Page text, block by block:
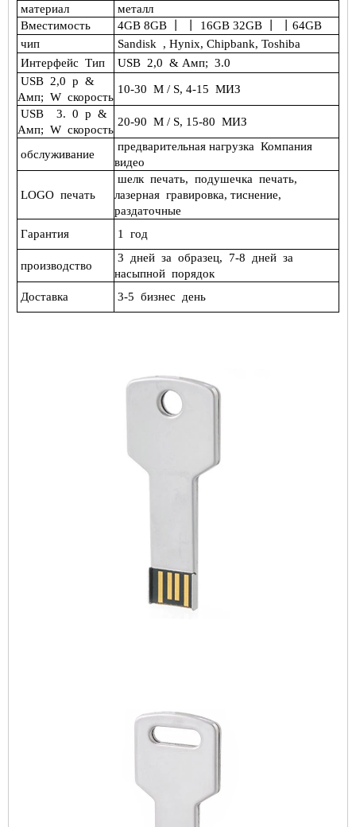
материал
металл
Вместимость
4GB 8GB 丨 丨 16GB 32GB 丨 丨 64GB
чип
Sandisk , Hynix, Chipbank, Toshiba
Интерфейс Тип USB 2,0 & Амп; 3.0
USB 2,0 р &
Амп; W скорость
10-30 M / S, 4-15 МИЗ
USB
3. 0 р &
Амп; W скорость
20-90 M / S, 15-80 МИЗ
обслуживание
предварительная нагрузка Компания
видео
LOGO печать
шелк печать, подушечка печать,
лазерная гравировка, тиснение,
раздаточные
Гарантия
1 год
производство
3 дней за образец, 7-8 дней за
насыпной порядок
Доставка
3-5 бизнес день